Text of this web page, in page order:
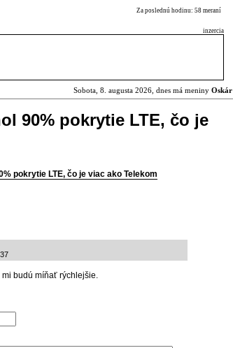
Za poslednú hodinu: 58 meraní
inzercia
Sobota, 8. augusta 2026, dnes má meniny Oskár
90% pokrytie LTE, čo je
pokrytie LTE, čo je viac ako Telekom
mi budú míňať rýchlejšie.